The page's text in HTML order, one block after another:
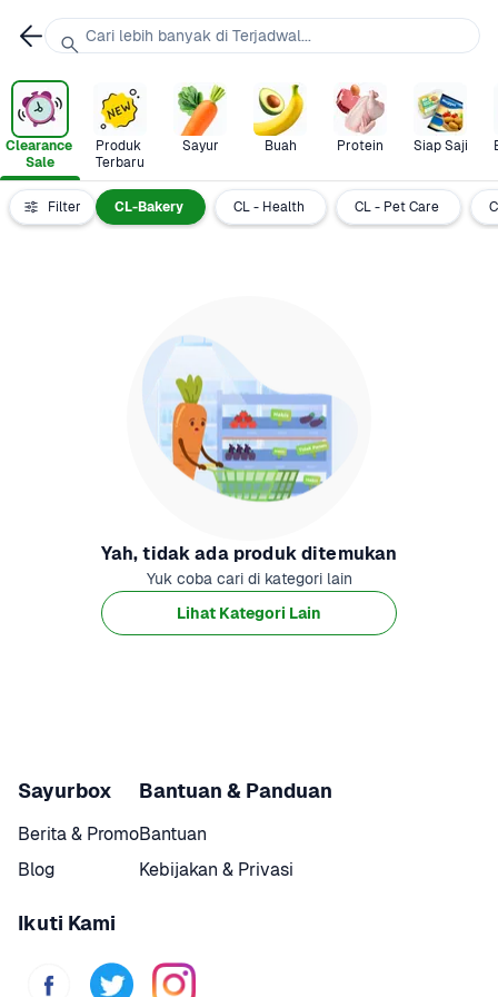
Clearance
Sale
Produk
Terbaru
Sayur Buah Protein Siap Saji
Filter
Siap Saji CL-Bakery CL - Health CL - Pet Care
Yah, tidak ada produk ditemukan
Yuk coba cari di kategori lain
Lihat Kategori Lain
Sayurbox
Berita & Promo
Blog
Bantuan & Panduan
Bantuan
Kebijakan & Privasi
Ikuti Kami
Cari lebih banyak di Terjadwal...